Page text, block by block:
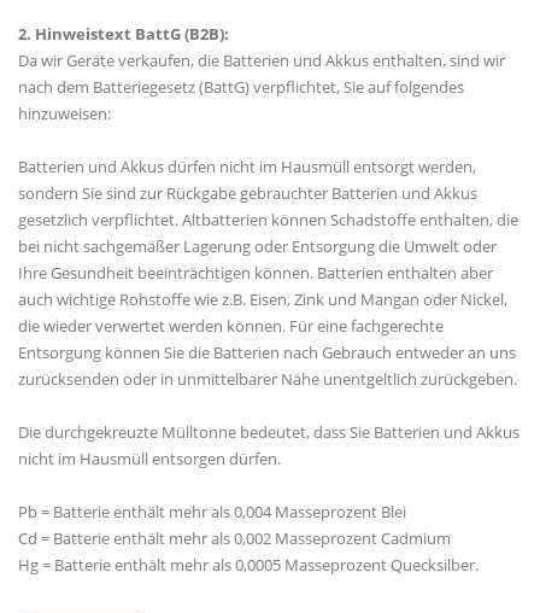
2. Hinweistext BattG (B2B):
Da wir Geräte verkaufen, die Batterien und Akkus enthalten, sind wir
nach dem Batteriegesetz (BattG) verpflichtet, Sie auf folgendes
hinzuweisen:
Batterien und Akkus dürfen nicht im Hausmüll entsorgt werden,
sondern Sie sind zur Rückgabe gebrauchter Batterien und Akkus
gesetzlich verpflichtet. Altbatterien können Schadstoffe enthalten, die
bei nicht sachgemäßer Lagerung oder Entsorgung die Umwelt oder
Ihre Gesundheit beeinträchtigen können. Batterien enthalten aber
auch wichtige Rohstoffe wie z.B. Eisen, Zink und Mangan oder Nickel,
die wieder verwertet werden können. Für eine fachgerechte
Entsorgung können Sie die Batterien nach Gebrauch entweder an uns
zurücksenden oder in unmittelbarer Nähe unentgeltlich zurückgeben.
Die durchgekreuzte Mülltonne bedeutet, dass Sie Batterien und Akkus
nicht im Hausmüll entsorgen dürfen.
Pb = Batterie enthält mehr als 0,004 Masseprozent Blei
Cd = Batterie enthält mehr als 0,002 Masseprozent Cadmium
Hg = Batterie enthält mehr als 0,0005 Masseprozent Quecksilber.